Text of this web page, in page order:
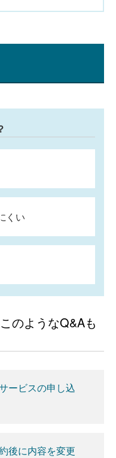
くい
のようなQ&Aも
ービスの申し込
後に内容を変更